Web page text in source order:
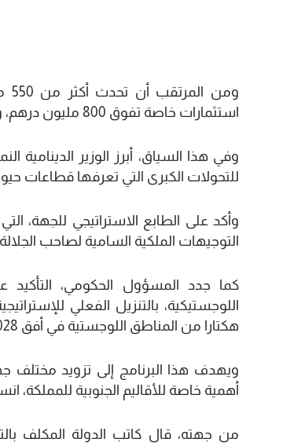
استثمارات خاصة تفوق 800 مليون درهم، وقيمة مضافة سنوية تقدر بـملياري درهم.
وفي هذا السياق، أبرز الوزير
للتحولات الكبرى التي تعرفها قطاعات
وأكد على الطابع الاستراتيجي للجهة،
التوجيهات الملكية السامية لصاحب
كما جدد المسؤول الحكومي، التأكيد
هكتارا من المناطق اللوجستية في أفق 2028.
ويهدف هذا البرنامج إلى تزويد مختلف
أهمية خاصة للأقاليم الجنوبية للمملكة،
من جهته، قال كاتب الدولة المكلف